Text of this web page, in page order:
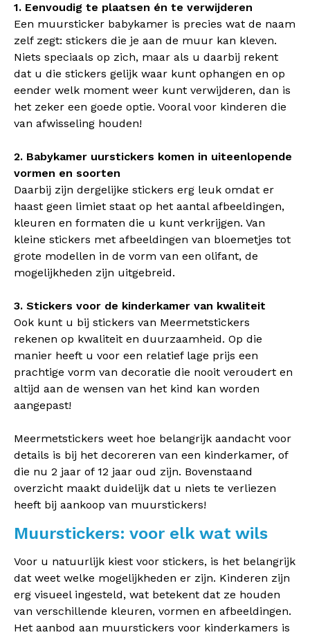
1. Eenvoudig te plaatsen én te verwijderen
Een muursticker babykamer is precies wat de naam
zelf zegt: stickers die je aan de muur kan kleven.
Niets speciaals op zich, maar als u daarbij rekent
dat u die stickers gelijk waar kunt ophangen en op
eender welk moment weer kunt verwijderen, dan is
het zeker een goede optie. Vooral voor kinderen die
van afwisseling houden!
2. Babykamer uurstickers komen in uiteenlopende
vormen en soorten
Daarbij zijn dergelijke stickers erg leuk omdat er
haast geen limiet staat op het aantal afbeeldingen,
kleuren en formaten die u kunt verkrijgen. Van
kleine stickers met afbeeldingen van bloemetjes tot
grote modellen in de vorm van een olifant, de
mogelijkheden zijn uitgebreid.
3. Stickers voor de kinderkamer van kwaliteit
Ook kunt u bij stickers van Meermetstickers
rekenen op kwaliteit en duurzaamheid. Op die
manier heeft u voor een relatief lage prijs een
prachtige vorm van decoratie die nooit veroudert en
altijd aan de wensen van het kind kan worden
aangepast!
Meermetstickers weet hoe belangrijk aandacht voor
details is bij het decoreren van een kinderkamer, of
die nu 2 jaar of 12 jaar oud zijn. Bovenstaand
overzicht maakt duidelijk dat u niets te verliezen
heeft bij aankoop van muurstickers!
Muurstickers: voor elk wat wils
Voor u natuurlijk kiest voor stickers, is het belangrijk
dat weet welke mogelijkheden er zijn. Kinderen zijn
erg visueel ingesteld, wat betekent dat ze houden
van verschillende kleuren, vormen en afbeeldingen.
Het aanbod aan muurstickers voor kinderkamers is